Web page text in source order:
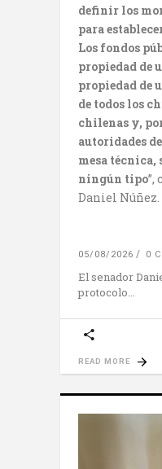
definir los
para
Los fondos
propiedad de
propiedad de
de todos los
chilenas y,
autoridades
mesa técnica,
ningún tipo”,
Daniel Núñez.
05/08/2026 0
El senador
protocolo
READ MORE